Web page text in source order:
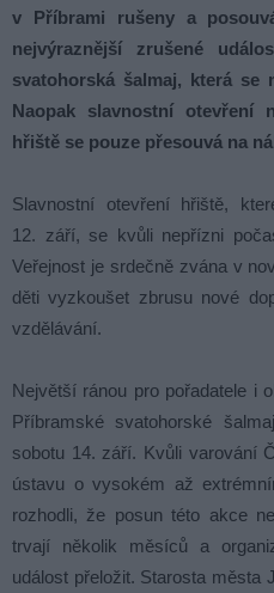
v Příbrami rušeny a
nejvýraznější zrušené
svatohorská šalmaj, která se
Naopak slavnostní otevření
hřiště se pouze přesouvá na
Slavnostní otevření hřiště,
12. září, se kvůli nepřízni
Veřejnost je srdečně zvána v
děti vyzkoušet zbrusu nové
vzdělávání.
Největší ránou pro pořadatele i
Příbramské svatohorské
sobotu 14. září. Kvůli varování
ústavu o vysokém až
rozhodli, že posun této akce
trvají několik měsíců a
událost přeložit. Starosta města